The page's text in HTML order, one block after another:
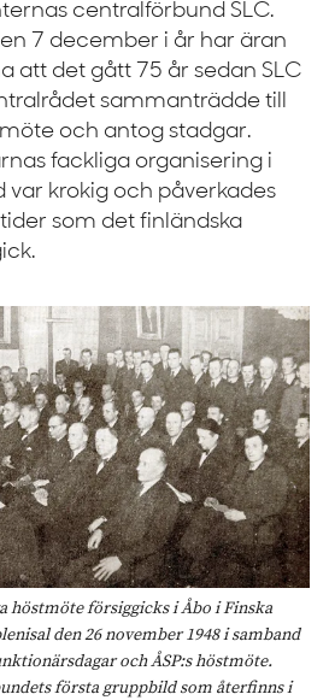
centralförbund SLC.
7 december i år har äran
att det gått 75 år sedan SLC
sammanträdde till
och antog stadgar.
fackliga organisering i
var krokig och påverkades
som det finländska
höstmöte försiggicks i Åbo i Finska
den 26 november 1948 i samband
och ÅSP:s höstmöte.
första gruppbild som återfinns i